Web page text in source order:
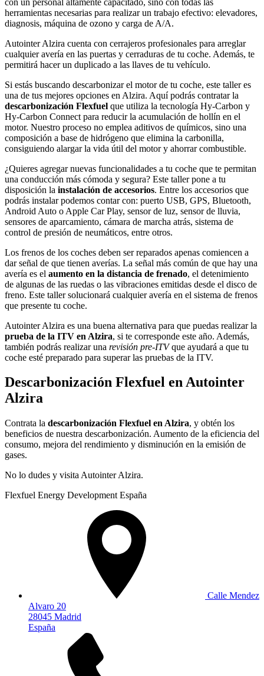
herramientas necesarias para realizar un trabajo efectivo: elevadores,
diagnosis, máquina de ozono y carga de A/A.
Autointer Alzira cuenta con cerrajeros profesionales para arreglar
cualquier avería en las puertas y cerraduras de tu coche. Además, te
permitirá hacer un duplicado a las llaves de tu vehículo.
Si estás buscando descarbonizar el motor de tu coche, este taller es
una de tus mejores opciones en Alzira. Aquí podrás contratar la
descarbonización Flexfuel que utiliza la tecnología Hy-Carbon y
Hy-Carbon Connect para reducir la acumulación de hollín en el
motor. Nuestro proceso no emplea aditivos de químicos, sino una
composición a base de hidrógeno que elimina la carbonilla,
consiguiendo alargar la vida útil del motor y ahorrar combustible.
¿Quieres agregar nuevas funcionalidades a tu coche que te permitan
una conducción más cómoda y segura? Este taller pone a tu
disposición la instalación de accesorios. Entre los accesorios que
podrás instalar podemos contar con: puerto USB, GPS, Bluetooth,
Android Auto o Apple Car Play, sensor de luz, sensor de lluvia,
sensores de aparcamiento, cámara de marcha atrás, sistema de
control de presión de neumáticos, entre otros.
Los frenos de los coches deben ser reparados apenas comiencen a
dar señal de que tienen averías. La señal más común de que hay una
avería es el aumento en la distancia de frenado, el detenimiento
de algunas de las ruedas o las vibraciones emitidas desde el disco de
freno. Este taller solucionará cualquier avería en el sistema de frenos
que presente tu coche.
Autointer Alzira es una buena alternativa para que puedas realizar la
prueba de la ITV en Alzira, si te corresponde este año. Además,
también podrás realizar una revisión pre-ITVque ayudará a que tu
coche esté preparado para superar las pruebas de la ITV.
Descarbonización Flexfuel en Autointer
Alzira
Contrata la descarbonización Flexfuel en Alzira, y obtén los
beneficios de nuestra descarbonización. Aumento de la eficiencia del
consumo, mejora del rendimiento y disminución en la emisión de
gases.
No lo dudes y visita Autointer Alzira.
Flexfuel Energy Development España
Calle Mendez
Alvaro 20
28045 Madrid
España